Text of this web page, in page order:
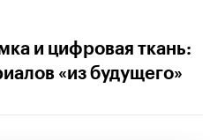
и цифровая ткань:
«из будущего»